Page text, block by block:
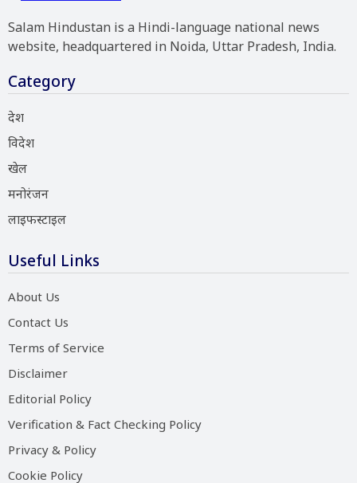
Salam Hindustan is a Hindi-language national news
website, headquartered in Noida, Uttar Pradesh, India.
Category
देश
विदेश
खेल
मनोरंजन
लाइफस्टाइल
Useful Links
About Us
Contact Us
Terms of Service
Disclaimer
Editorial Policy
Verification & Fact Checking Policy
Privacy & Policy
Cookie Policy